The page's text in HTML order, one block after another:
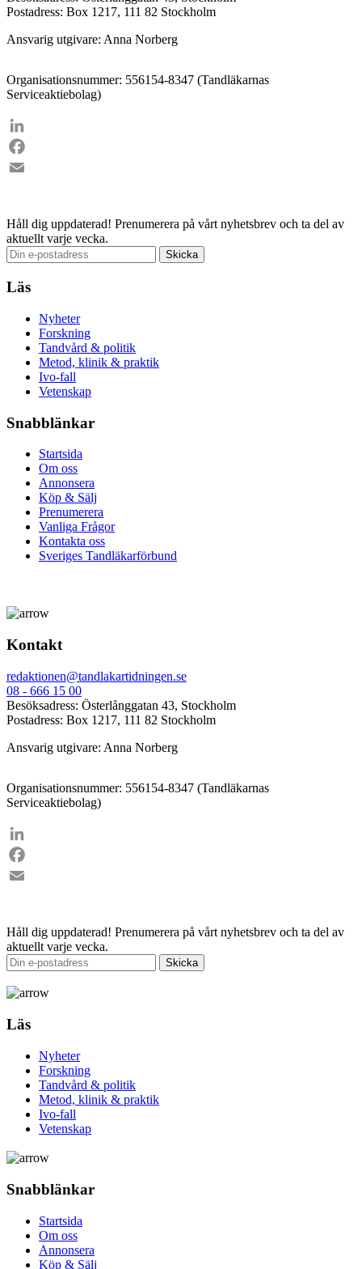
Postadress: Box 1217, 111 82 Stockholm
Ansvarig utgivare: Anna Norberg
Organisationsnummer: 556154-8347 (Tandläkarnas
Serviceaktiebolag)
LinkedIn
Facebook
Håll dig uppdaterad! Prenumerera på vårt nyhetsbrev och ta del av
aktuellt varje vecka.
Läs
Nyheter
Forskning
Tandvård & politik
Metod, klinik & praktik
Ivo-fall
Vetenskap
Snabblänkar
Startsida
Om oss
Annonsera
Köp & Sälj
Prenumerera
Vanliga Frågor
Kontakta oss
Sveriges Tandläkarförbund
Kontakt
redaktionen@tandlakartidningen.se
08 - 666 15 00
Besöksadress: Österlånggatan 43, Stockholm
Postadress: Box 1217, 111 82 Stockholm
Ansvarig utgivare: Anna Norberg
Organisationsnummer: 556154-8347 (Tandläkarnas
Serviceaktiebolag)
LinkedIn
Facebook
Håll dig uppdaterad! Prenumerera på vårt nyhetsbrev och ta del av
aktuellt varje vecka.
Läs
Nyheter
Forskning
Tandvård & politik
Metod, klinik & praktik
Ivo-fall
Vetenskap
Snabblänkar
Startsida
Om oss
Annonsera
Köp & Sälj